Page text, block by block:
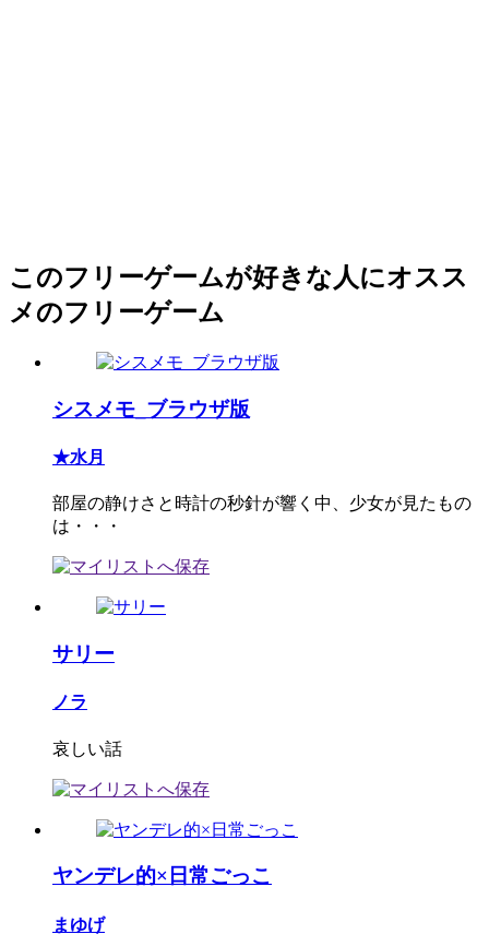
このフリーゲームが好きな人にオスス
メのフリーゲーム
シスメモ_ブラウザ版
★水月
部屋の静けさと時計の秒針が響く中、少女が見たもの
は・・・
サリー
ノラ
哀しい話
ヤンデレ的×日常ごっこ
まゆげ